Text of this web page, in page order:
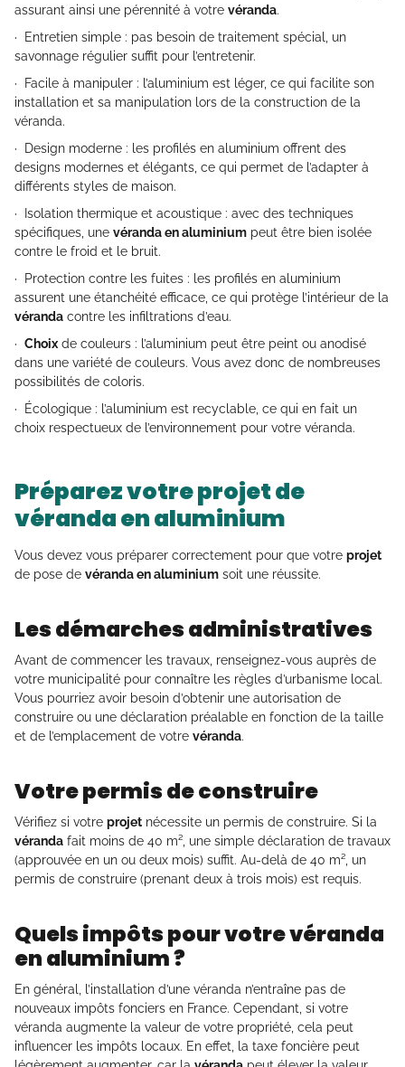
assurant ainsi une pérennité à votre véranda.
· Entretien simple : pas besoin de traitement spécial, un
savonnage régulier suffit pour l’entretenir.
· Facile à manipuler : l’aluminium est léger, ce qui facilite son
installation et sa manipulation lors de la construction de la
véranda.
· Design moderne : les profilés en aluminium offrent des
designs modernes et élégants, ce qui permet de l’adapter à
différents styles de maison.
· Isolation thermique et acoustique : avec des techniques
spécifiques, une véranda en aluminium peut être bien isolée
contre le froid et le bruit.
· Protection contre les fuites : les profilés en aluminium
assurent une étanchéité efficace, ce qui protège l’intérieur de la
véranda contre les infiltrations d’eau.
· Choixde couleurs : l’aluminium peut être peint ou anodisé
dans une variété de couleurs. Vous avez donc de nombreuses
possibilités de coloris.
· Écologique : l’aluminium est recyclable, ce qui en fait un
choix respectueux de l’environnement pour votre véranda.
Préparez votre projet de
véranda en aluminium
Vous devez vous préparer correctement pour que votre projet
de pose de véranda en aluminium soit une réussite.
Les démarches administratives
Avant de commencer les travaux, renseignez-vous auprès de
votre municipalité pour connaître les règles d’urbanisme local.
Vous pourriez avoir besoin d’obtenir une autorisation de
construire ou une déclaration préalable en fonction de la taille
et de l’emplacement de votre véranda.
Votre permis de construire
Vérifiez si votre projetnécessite un permis de construire. Si la
véranda fait moins de 40 m², une simple déclaration de travaux
(approuvée en un ou deux mois) suffit. Au-delà de 40 m², un
permis de construire (prenant deux à trois mois) est requis.
Quels impôts pour votre véranda
en aluminium ?
En général, l’installation d’une véranda n’entraîne pas de
nouveaux impôts fonciers en France. Cependant, si votre
véranda augmente la valeur de votre propriété, cela peut
influencer les impôts locaux. En effet, la taxe foncière peut